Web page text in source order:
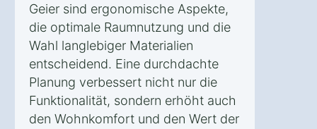
Geier sind ergonomische Aspekte,
die optimale Raumnutzung und die
Wahl langlebiger Materialien
entscheidend. Eine durchdachte
Planung verbessert nicht nur die
Funktionalität, sondern erhöht auch
den Wohnkomfort und den Wert der